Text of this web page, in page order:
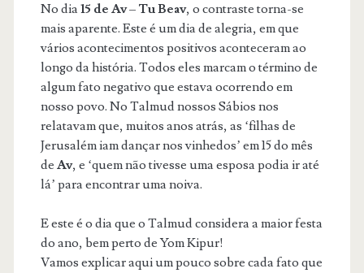
No dia15 de Av– Tu Beav, o contraste torna-se
mais aparente. Este é um dia de alegria, em que
vários acontecimentos positivos aconteceram ao
longo da história. Todos eles marcam o término de
algum fato negativo que estava ocorrendo em
nosso povo. No Talmud nossos Sábios nos
relatavam que, muitos anos atrás, as ‘filhas de
Jerusalém iam dançar nos vinhedos’ em 15 do mês
de Av, e ‘quem não tivesse uma esposa podia ir até
lá’ para encontrar uma noiva.
E este é o dia que o Talmud considera a maior festa
do ano, bem perto de Yom Kipur!
Vamos explicar aqui um pouco sobre cada fato que